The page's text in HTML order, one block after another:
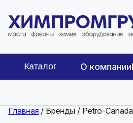
Каталог О компании
Главная / Бренды / Petro-Canada